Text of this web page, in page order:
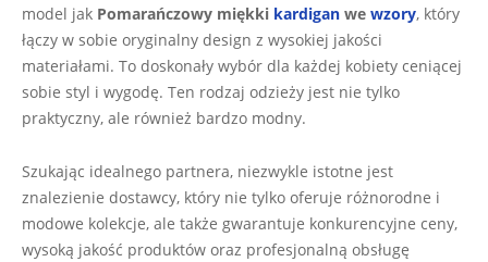
model jak Pomarańczowy miękki kardigan we wzory, który
łączy w sobie oryginalny design z wysokiej jakości
materiałami. To doskonały wybór dla każdej kobiety ceniącej
sobie styl i wygodę. Ten rodzaj odzieży jest nie tylko
praktyczny, ale również bardzo modny.
Szukając idealnego partnera, niezwykle istotne jest
znalezienie dostawcy, który nie tylko oferuje różnorodne i
modowe kolekcje, ale także gwarantuje konkurencyjne ceny,
wysoką jakość produktów oraz profesjonalną obsługę